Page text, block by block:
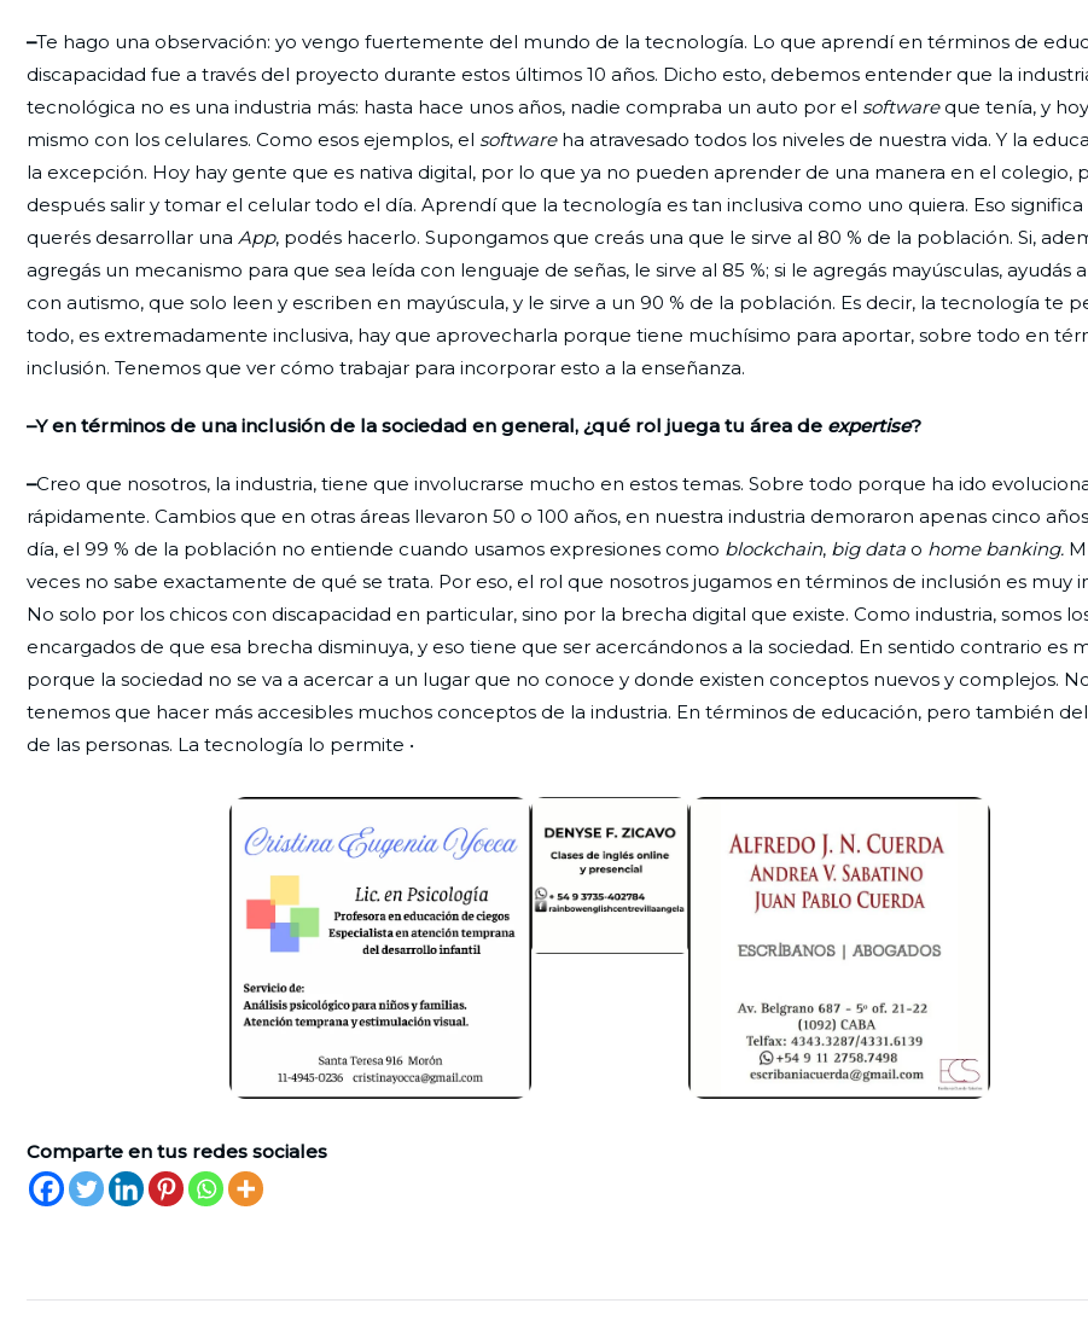
–Te hago una observación: yo vengo fuertemente del mundo de la tecnología. Lo que aprendí en términos de
discapacidad fue a través del proyecto durante estos últimos 10 años. Dicho esto, debemos entender que la
tecnológica no es una industria más: hasta hace unos años, nadie compraba un auto por el softwareque tenía, y hoy
mismo con los celulares. Como esos ejemplos, el softwareha atravesado todos los niveles de nuestra vida. Y la
la excepción. Hoy hay gente que es nativa digital, por lo que ya no pueden aprender de una manera en el colegio,
después salir y tomar el celular todo el día. Aprendí que la tecnología es tan inclusiva como uno quiera. Eso significa
querés desarrollar una App, podés hacerlo. Supongamos que creás una que le sirve al 80 % de la población. Si,
agregás un mecanismo para que sea leída con lenguaje de señas, le sirve al 85 %; si le agregás mayúsculas, ayudás
con autismo, que solo leen y escriben en mayúscula, y le sirve a un 90 % de la población. Es decir, la tecnología te
todo, es extremadamente inclusiva, hay que aprovecharla porque tiene muchísimo para aportar, sobre todo en
inclusión. Tenemos que ver cómo trabajar para incorporar esto a la enseñanza.
–Y en términos de una inclusión de la sociedad en general, ¿qué rol juega tu área de expertise?
–Creo que nosotros, la industria, tiene que involucrarse mucho en estos temas. Sobre todo porque ha ido
rápidamente. Cambios que en otras áreas llevaron 50 o 100 años, en nuestra industria demoraron apenas cinco
día, el 99 % de la población no entiende cuando usamos expresiones como blockchain, big data o home banking.
veces no sabe exactamente de qué se trata. Por eso, el rol que nosotros jugamos en términos de inclusión es muy
No solo por los chicos con discapacidad en particular, sino por la brecha digital que existe. Como industria, somos
encargados de que esa brecha disminuya, y eso tiene que ser acercándonos a la sociedad. En sentido contrario es
porque la sociedad no se va a acercar a un lugar que no conoce y donde existen conceptos nuevos y complejos.
tenemos que hacer más accesibles muchos conceptos de la industria. En términos de educación, pero también
de las personas. La tecnología lo permite •
Comparte en tus redes sociales